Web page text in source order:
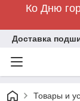
Ко Дню
Доставка
Товары и